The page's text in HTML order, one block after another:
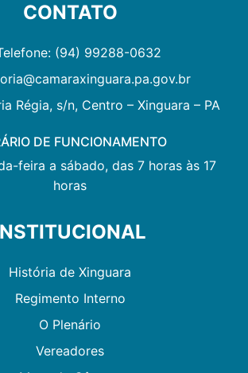
CONTATO
(94) 99288-0632
Régia, s/n, Centro – Xinguara – PA
DE FUNCIONAMENTO
feira a sábado, das 7 horas às 17
horas
História de Xinguara
Regimento Interno
O Plenário
Vereadores